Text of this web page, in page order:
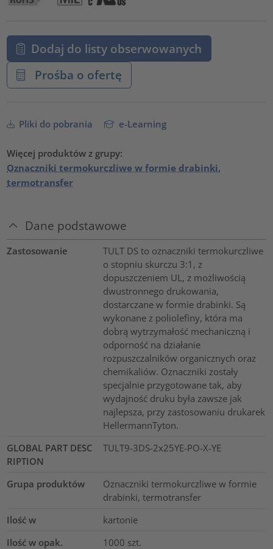
Dodaj do listy obserwowanych
Prośba o ofertę
Pliki do pobrania e-Learning
Więcej produktów z grupy:
Oznaczniki termokurczliwe w formie drabinki,
termotransfer
Dane podstawowe
Zastosowanie
TULT DS to oznaczniki termokurczliwe
o stopniu skurczu 3:1, z
dopuszczeniem UL, z możliwością
dwustronnego drukowania,
dostarczane w formie drabinki. Są
wykonane z poliolefiny, która ma
dobrą wytrzymałość mechaniczną i
odporność na działanie
rozpuszczalników organicznych oraz
chemikaliów. Oznaczniki zostały
specjalnie przygotowane tak, aby
wydajność druku była zawsze jak
najlepsza, przy zastosowaniu drukarek
HellermannTyton.
GLOBAL PART DESC
RIPTION
TULT9-3DS-2x25YE-PO-X-YE
Grupa produktów
Oznaczniki termokurczliwe w formie
drabinki, termotransfer
Ilość w
kartonie
Ilość w opak.
1000 szt.